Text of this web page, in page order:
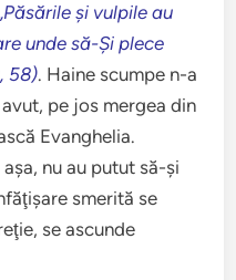
şi vulpile au
unde să-Şi plece
58). Haine scumpe n-a
pe jos mergea din
Evanghelia.
nu au putut să-şi
smerită se
se ascunde